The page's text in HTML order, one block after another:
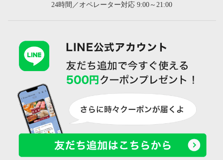
24時間／オペレーター対応 9:00～21:00